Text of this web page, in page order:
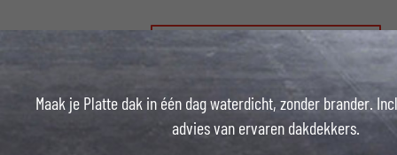
Maak je Platte dak in één dag waterdicht, zonder brander.
advies van ervaren dakdekkers.